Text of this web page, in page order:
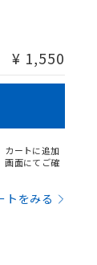
¥ 1,550
カートに追加
画面にてご確
トをみる